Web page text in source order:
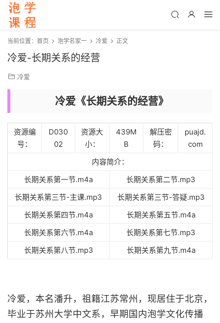
当前位置： 首页 泡学名家一 冷爱 正文
冷爱-长期关系的经营
冷爱
冷爱《长期关系的经营》
资源编
号：
D030
02
资源大
小：
439M
B
解压密
码：
puajd.
com
内容简介：
长期关系第一节.m4a
长期关系第二节.mp3
长期关系第三节-主课.mp3
长期关系第三节-答疑.mp3
长期关系第四节.m4a
长期关系第五节.m4a
长期关系第六节.m4a
长期关系第七节.mp3
长期关系第八节.mp3
长期关系第九节.m4a
冷爱，本名潘升，祖籍江苏常州，现居住于北京，
毕业于苏州大学中文系，早期国内泡学文化传播